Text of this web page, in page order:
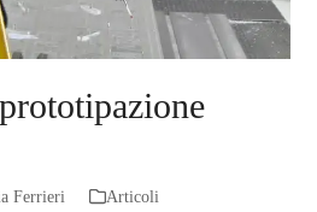
Ferrieri
Articoli